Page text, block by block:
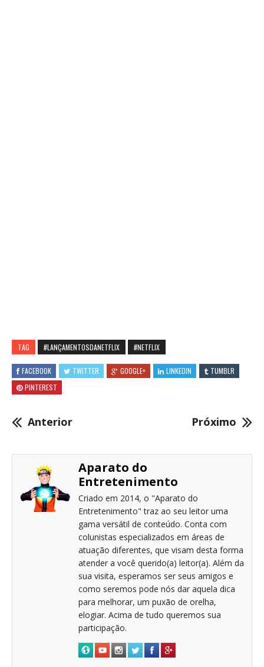
TAG #LANÇAMENTOSDANETFLIX #NETFLIX
FACEBOOK TWITTER GOOGLE+ LINKEDIN
TUMBLR
PINTEREST
Anterior Próximo
Aparato do
Entretenimento
Criado em 2014, o "Aparato do
Entretenimento" traz ao seu leitor uma
gama versátil de conteúdo. Conta com
colunistas especializados em áreas de
atuação diferentes, que visam desta forma
atender a você querido(a) leitor(a). Além da
sua visita, esperamos ser seus amigos e
como seremos pode nós dar aquela dica
para melhorar, um puxão de orelha,
elogiar. Acima de tudo queremos sua
participação.